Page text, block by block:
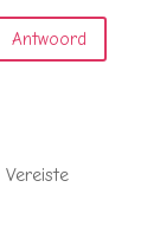
Antwoord
Vereiste